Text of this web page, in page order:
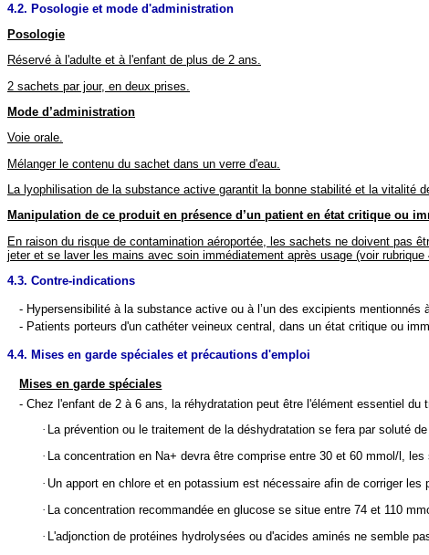
4.2. Posologie et mode d'administration
Posologie
Réservé à l'adulte et à l'enfant de plus de 2 ans.
2 sachets par jour, en deux prises.
Mode d’administration
Voie orale.
Mélanger le contenu du sachet dans un verre d'eau.
La lyophilisation de la substance active garantit la bonne stabilité et la vitalité
Manipulation de ce produit en présence d’un patient en état critique ou
En raison du risque de contamination aéroportée, les sachets ne doivent pas
jeter et se laver les mains avec soin immédiatement après usage (voir rubrique
4.3. Contre-indications
- Hypersensibilité à la substance active ou à l’un des excipients mentionnés
- Patients porteurs d'un cathéter veineux central, dans un état critique ou
4.4. Mises en garde spéciales et précautions d'emploi
Mises en garde spéciales
- Chez l'enfant de 2 à 6 ans, la réhydratation peut être l'élément essentiel
· La prévention ou le traitement de la déshydratation se fera par soluté
· La concentration en Na+ devra être comprise entre 30 et 60 mmol/l,
· Un apport en chlore et en potassium est nécessaire afin de corriger les
· La concentration recommandée en glucose se situe entre 74 et 110
· L'adjonction de protéines hydrolysées ou d'acides aminés ne semble